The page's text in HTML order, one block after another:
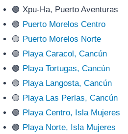
🟢 Xpu-Ha, Puerto Aventuras
🟢 Puerto Morelos Centro
🟢 Puerto Morelos Norte
🟢 Playa Caracol, Cancún
🟢 Playa Tortugas, Cancún
🟢 Playa Langosta, Cancún
🟢 Playa Las Perlas, Cancún
🟢 Playa Centro, Isla Mujeres
🟢 Playa Norte, Isla Mujeres